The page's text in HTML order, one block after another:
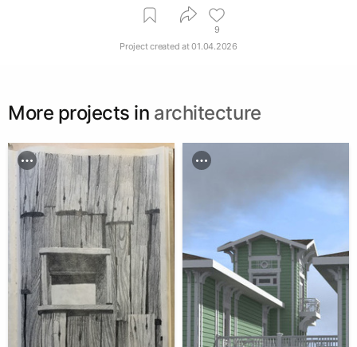
9
Project created at01.04.2026
More projects in architecture